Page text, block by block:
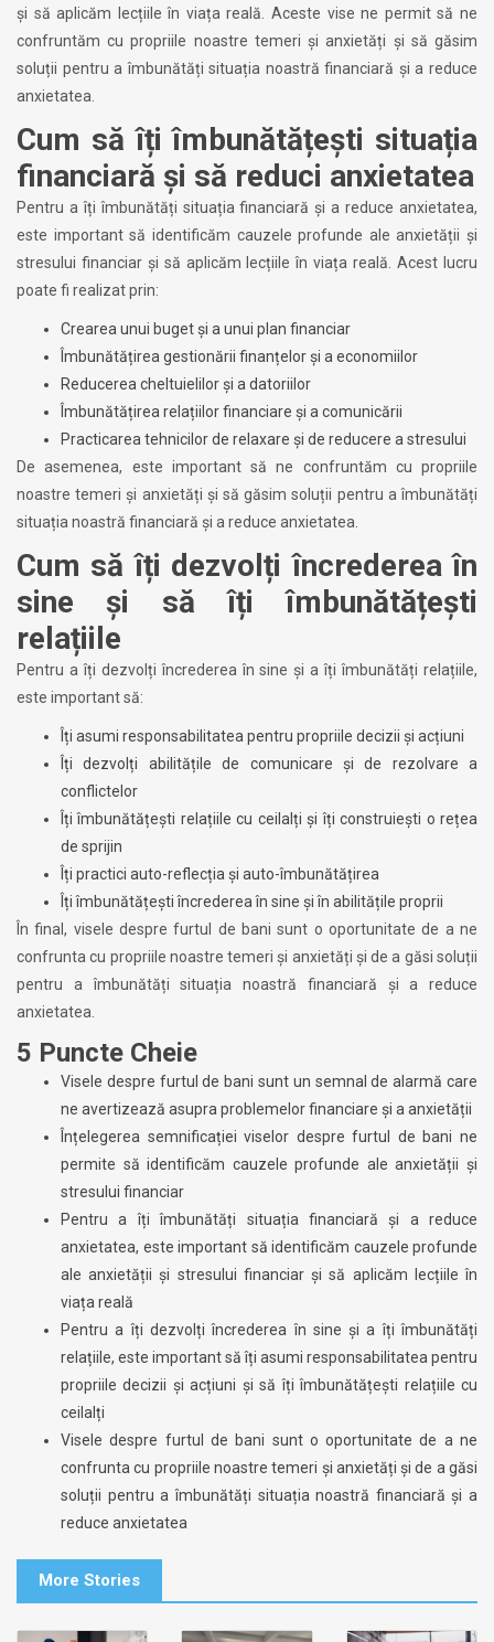
și să aplicăm lecțiile în viața reală. Aceste vise ne permit să ne
confruntăm cu propriile noastre temeri și anxietăți și să găsim
soluții pentru a îmbunătăți situația noastră financiară și a reduce
anxietatea.
Cum să îți îmbunătățești situația
financiară și să reduci anxietatea
Pentru a îți îmbunătăți situația financiară și a reduce anxietatea,
este important să identificăm cauzele profunde ale anxietății și
stresului financiar și să aplicăm lecțiile în viața reală. Acest lucru
poate fi realizat prin:
Crearea unui buget și a unui plan financiar
Îmbunătățirea gestionării finanțelor și a economiilor
Reducerea cheltuielilor și a datoriilor
Îmbunătățirea relațiilor financiare și a comunicării
Practicarea tehnicilor de relaxare și de reducere a stresului
De asemenea, este important să ne confruntăm cu propriile
noastre temeri și anxietăți și să găsim soluții pentru a îmbunătăți
situația noastră financiară și a reduce anxietatea.
Cum să îți dezvolți încrederea în
sine și să îți îmbunătățești
relațiile
Pentru a îți dezvolți încrederea în sine și a îți îmbunătăți relațiile,
este important să:
Îți asumi responsabilitatea pentru propriile decizii și acțiuni
Îți dezvolți abilitățile de comunicare și de rezolvare a
conflictelor
Îți îmbunătățești relațiile cu ceilalți și îți construiești o rețea
de sprijin
Îți practici auto-reflecția și auto-îmbunătățirea
Îți îmbunătățești încrederea în sine și în abilitățile proprii
În final, visele despre furtul de bani sunt o oportunitate de a ne
confrunta cu propriile noastre temeri și anxietăți și de a găsi soluții
pentru a îmbunătăți situația noastră financiară și a reduce
anxietatea.
5 Puncte Cheie
Visele despre furtul de bani sunt un semnal de alarmă care
ne avertizează asupra problemelor financiare și a anxietății
Înțelegerea semnificației viselor despre furtul de bani ne
permite să identificăm cauzele profunde ale anxietății și
stresului financiar
Pentru a îți îmbunătăți situația financiară și a reduce
anxietatea, este important să identificăm cauzele profunde
ale anxietății și stresului financiar și să aplicăm lecțiile în
viața reală
Pentru a îți dezvolți încrederea în sine și a îți îmbunătăți
relațiile, este important să îți asumi responsabilitatea pentru
propriile decizii și acțiuni și să îți îmbunătățești relațiile cu
ceilalți
Visele despre furtul de bani sunt o oportunitate de a ne
confrunta cu propriile noastre temeri și anxietăți și de a găsi
soluții pentru a îmbunătăți situația noastră financiară și a
reduce anxietatea
More Stories